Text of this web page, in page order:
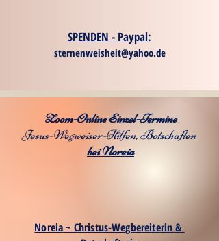
SPENDEN - Paypal:
sternenweisheit@yahoo.de
Zoom-Online Einzel-Termine
Jesus-Wegweiser-Hilfen, Botschaften
bei Noreia
Noreia ~ Christus-Wegbereiterin &